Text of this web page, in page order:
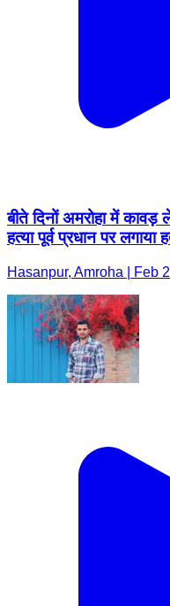
बीते दिनों अमरोहा में कावड़
हत्या पूर्व प्रधान पर लगाया
Hasanpur, Amroha | Feb